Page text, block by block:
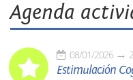
Agenda
08/01/2026
Estimulación